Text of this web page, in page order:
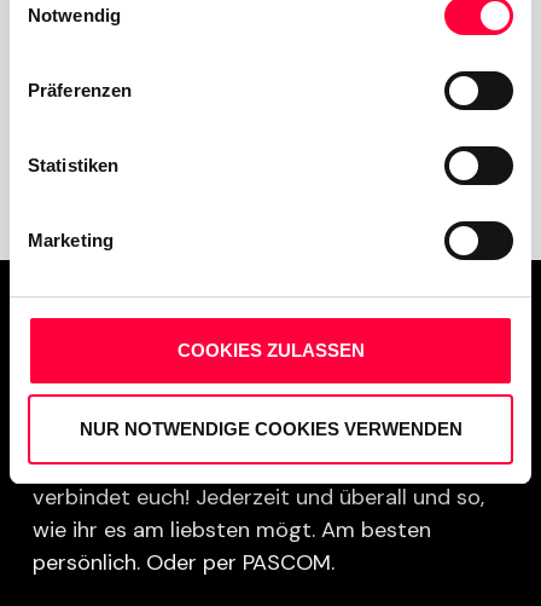
Cookies, wenn Sie unsere Webseite weiterhin nutzen.
Notwendig
Präferenzen
Statistiken
Marketing
COOKIES ZULASSEN
NUR NOTWENDIGE COOKIES VERWENDEN
Kommunikation ist der Schlüssel zu einem
besseren Miteinander, besserem Verstehen,
besserem Teamplay, besseren Ideen, besserem
Business. Sprecht, callt, chattet, teilt, trefft,
verbindet euch! Jederzeit und überall und so,
wie ihr es am liebsten mögt. Am besten
persönlich. Oder per PASCOM.